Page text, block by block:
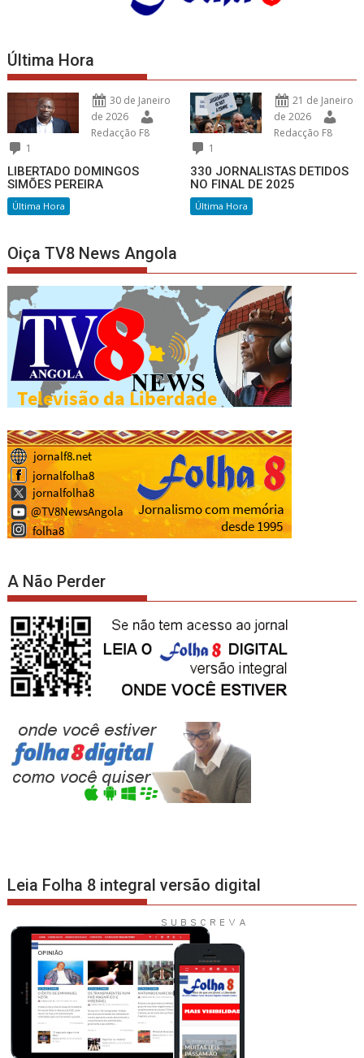
Última Hora
30 de Janeiro
de 2026
Redacção F8
1
LIBERTADO DOMINGOS
SIMÕES PEREIRA
Última Hora
21 de Janeiro
de 2026
Redacção F8
1
330 JORNALISTAS DETIDOS
NO FINAL DE 2025
Última Hora
Oiça TV8 News Angola
A Não Perder
Leia Folha 8 integral versão digital